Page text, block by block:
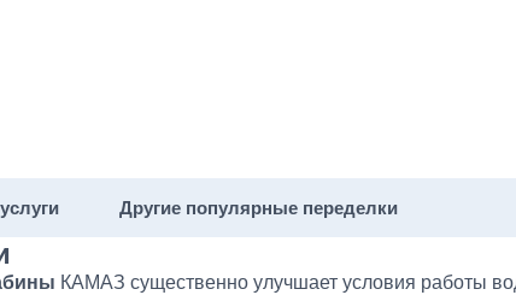
Другие популярные переделки
КАМАЗ существенно улучшает условия работы